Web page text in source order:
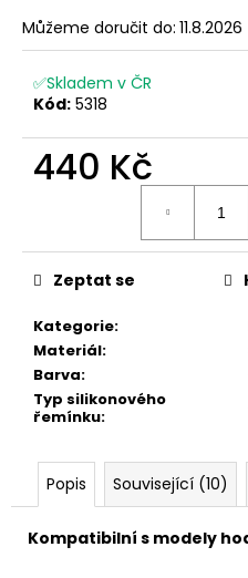
Můžeme doručit do: 11.8.2026
✅Skladem v ČR
Kód: 5318
440 Kč
Kategorie:
Materiál:
Barva:
Typ silikonového
řemínku:
Zeptat se
Popis Související (10)
Kompatibilní s modely
č
u
e